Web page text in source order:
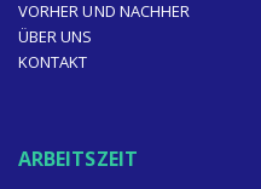
VORHER UND NACHHER
ÜBER UNS
KONTAKT
ARBEITSZEIT